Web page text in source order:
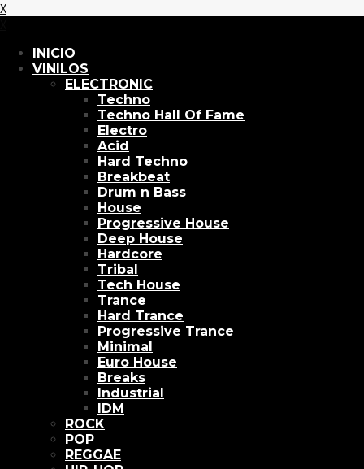
X
INICIO
VINILOS
ELECTRONIC
Techno
Techno Hall Of Fame
Electro
Acid
Hard Techno
Breakbeat
Drum n Bass
House
Progressive House
Deep House
Hardcore
Tribal
Tech House
Trance
Hard Trance
Progressive Trance
Minimal
Euro House
Breaks
Industrial
IDM
ROCK
POP
REGGAE